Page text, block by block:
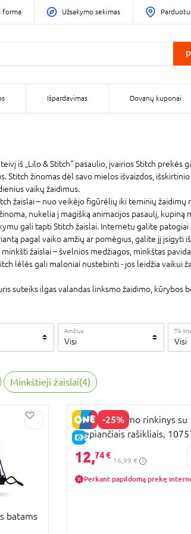
forma Užsakymo sekimas
Išpardavimas Dovanų kuponai
iš „Lilo & Stitch“ pasaulio, įvairios Stitch
Stitch žinomas dėl savo mielos išvaizdos,
vaikų žaidimus.
žaislai – nuo veikėjo figūrėlių iki teminių
nukelia į magišką animacijos pasaulį, kupiną
gali tapti Stitch žaislai. Internetu galite
pagal vaiko amžių ar pomėgius, galite jį
žaislai – švelnios medžiagos, minkštas
lėlės gali maloniai nustebinti - jos leidžia vaikui
suteiks ilgas valandas linksmo žaidimo, kūrybos
Amžius
Visi
Tik
Visi
Minkštieji žaislai(4)
batams
-25%
E-KAINA
STITCH piešimo rinkinys su
kvepiančiais rašikliais,
12,74 €
16,99 €
Perkant papildomą prekę